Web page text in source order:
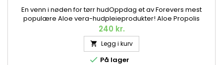
En venn i nøden for tørr hudOppdag et av Forevers mest
populære Aloe vera-hudpleieprodukter! Aloe Propolis
Creme er et mykgjørende og fuktighetsbevarende
vidundermiddel med pleiende ingredienser som Aloe vera,
propolis og kamille. Den har en kremet konsistens og en
nydelig mild duft som minner om vanilje eller honning. 113 g.
240 kr.
 Legg i kurv
 På lager